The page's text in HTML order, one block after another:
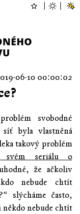
06-10 00:00:02
svobodné
byla vlastněná
takový problém
svém seriálu o
že ačkoliv
nebude chtít
slýcháme často,
někdo nebude chtít